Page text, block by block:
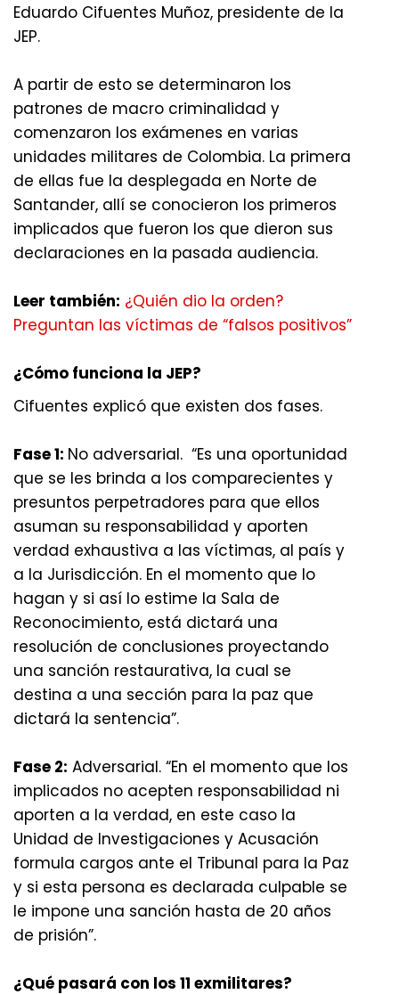
Eduardo Cifuentes Muñoz, presidente de la
JEP.
A partir de esto se determinaron los
patrones de macro criminalidad y
comenzaron los exámenes en varias
unidades militares de Colombia. La primera
de ellas fue la desplegada en Norte de
Santander, allí se conocieron los primeros
implicados que fueron los que dieron sus
declaraciones en la pasada audiencia.
Leer también: ¿Quién dio la orden?
Preguntan las víctimas de “falsos positivos”
¿Cómo funciona la JEP?
Cifuentes explicó que existen dos fases.
Fase 1: No adversarial. “Es una oportunidad
que se les brinda a los comparecientes y
presuntos perpetradores para que ellos
asuman su responsabilidad y aporten
verdad exhaustiva a las víctimas, al país y
a la Jurisdicción. En el momento que lo
hagan y si así lo estime la Sala de
Reconocimiento, está dictará una
resolución de conclusiones proyectando
una sanción restaurativa, la cual se
destina a una sección para la paz que
dictará la sentencia”.
Fase 2: Adversarial. “En el momento que los
implicados no acepten responsabilidad ni
aporten a la verdad, en este caso la
Unidad de Investigaciones y Acusación
formula cargos ante el Tribunal para la Paz
y si esta persona es declarada culpable se
le impone una sanción hasta de 20 años
de prisión”.
¿Qué pasará con los 11 exmilitares?